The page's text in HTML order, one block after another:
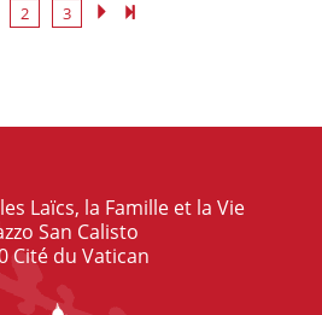
2 3
Laïcs, la Famille et la Vie
San Calisto
Cité du Vatican